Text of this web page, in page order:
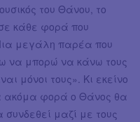
του Θάνου, το
κάθε φορά που
μεγάλη παρέα που
να μπορώ να κάνω τους
μόνοι τους». Κι εκείνο
ακόμα φορά ο Θάνος θα
μαζί με τους